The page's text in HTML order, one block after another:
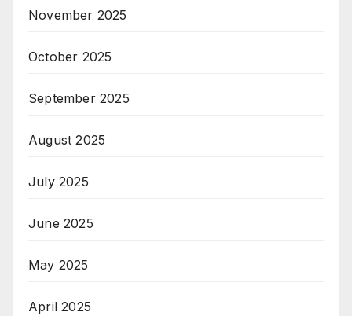
November 2025
October 2025
September 2025
August 2025
July 2025
June 2025
May 2025
April 2025